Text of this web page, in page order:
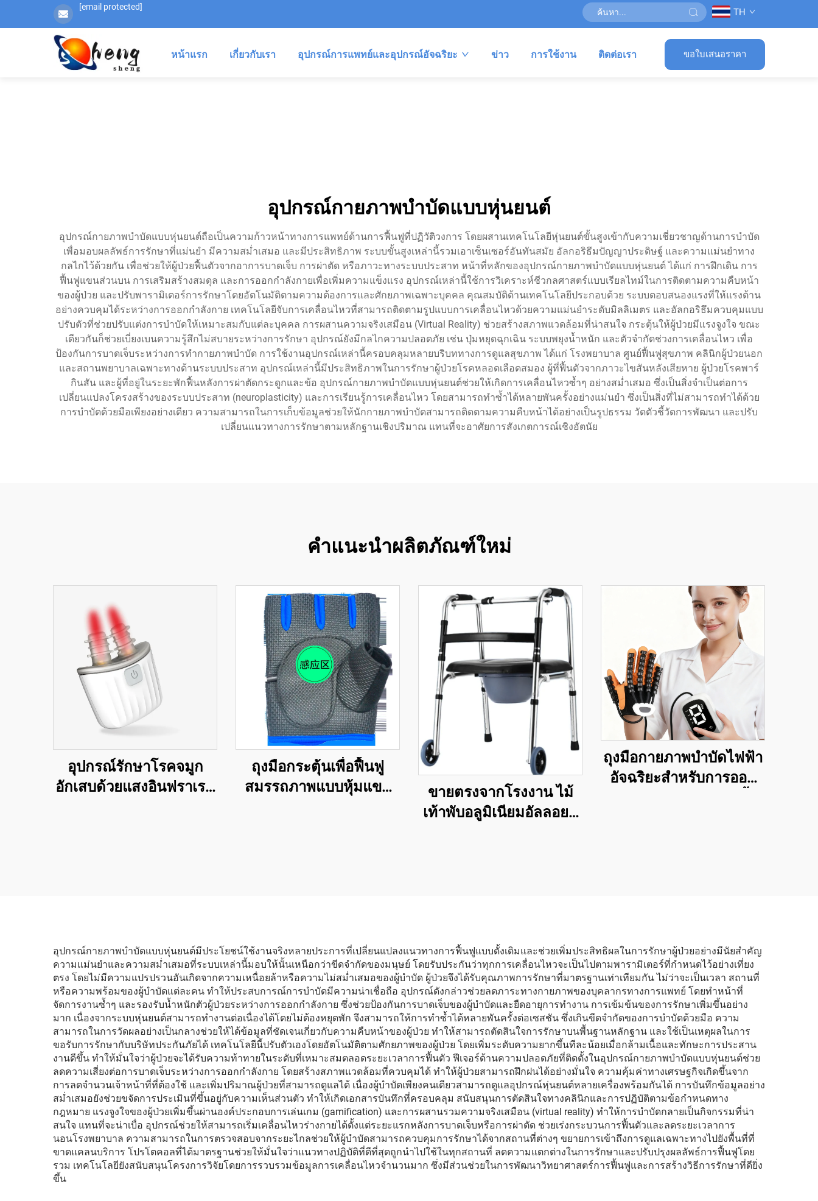
[email protected] TH
หน้าแรก เกี่ยวกับเรา อุปกรณ์การแพทย์และอุปกรณ์อัจฉริยะ ข่าว การใช้งาน ติดต่อเรา ขอใบเสนอราคา
อุปกรณ์กายภาพบำบัดแบบหุ่นยนต์
อุปกรณ์กายภาพบำบัดแบบหุ่นยนต์ถือเป็นความก้าวหน้าทางการแพทย์ด้านการฟื้นฟูที่ปฏิวัติวงการ โดยผสานเทคโนโลยีหุ่นยนต์ขั้นสูงเข้ากับความเชี่ยวชาญด้านการบำบัด
เพื่อมอบผลลัพธ์การรักษาที่แม่นยำ มีความสม่ำเสมอ และมีประสิทธิภาพ ระบบขั้นสูงเหล่านี้รวมเอาเซ็นเซอร์อันทันสมัย อัลกอริธึมปัญญาประดิษฐ์ และความแม่นยำทาง
กลไกไว้ด้วยกัน เพื่อช่วยให้ผู้ป่วยฟื้นตัวจากอาการบาดเจ็บ การผ่าตัด หรือภาวะทางระบบประสาท หน้าที่หลักของอุปกรณ์กายภาพบำบัดแบบหุ่นยนต์ ได้แก่ การฝึกเดิน การ
ฟื้นฟูแขนส่วนบน การเสริมสร้างสมดุล และการออกกำลังกายเพื่อเพิ่มความแข็งแรง อุปกรณ์เหล่านี้ใช้การวิเคราะห์ชีวกลศาสตร์แบบเรียลไทม์ในการติดตามความคืบหน้า
ของผู้ป่วย และปรับพารามิเตอร์การรักษาโดยอัตโนมัติตามความต้องการและศักยภาพเฉพาะบุคคล คุณสมบัติด้านเทคโนโลยีประกอบด้วย ระบบตอบสนองแรงที่ให้แรงต้าน
อย่างควบคุมได้ระหว่างการออกกำลังกาย เทคโนโลยีจับการเคลื่อนไหวที่สามารถติดตามรูปแบบการเคลื่อนไหวด้วยความแม่นยำระดับมิลลิเมตร และอัลกอริธึมควบคุมแบบ
ปรับตัวที่ช่วยปรับแต่งการบำบัดให้เหมาะสมกับแต่ละบุคคล การผสานความจริงเสมือน (Virtual Reality) ช่วยสร้างสภาพแวดล้อมที่น่าสนใจ กระตุ้นให้ผู้ป่วยมีแรงจูงใจ ขณะ
เดียวกันก็ช่วยเบี่ยงเบนความรู้สึกไม่สบายระหว่างการรักษา อุปกรณ์ยังมีกลไกความปลอดภัย เช่น ปุ่มหยุดฉุกเฉิน ระบบพยุงน้ำหนัก และตัวจำกัดช่วงการเคลื่อนไหว เพื่อ
ป้องกันการบาดเจ็บระหว่างการทำกายภาพบำบัด การใช้งานอุปกรณ์เหล่านี้ครอบคลุมหลายบริบททางการดูแลสุขภาพ ได้แก่ โรงพยาบาล ศูนย์ฟื้นฟูสุขภาพ คลินิกผู้ป่วยนอก
และสถานพยาบาลเฉพาะทางด้านระบบประสาท อุปกรณ์เหล่านี้มีประสิทธิภาพในการรักษาผู้ป่วยโรคหลอดเลือดสมอง ผู้ที่ฟื้นตัวจากภาวะไขสันหลังเสียหาย ผู้ป่วยโรคพาร์
กินสัน และผู้ที่อยู่ในระยะพักฟื้นหลังการผ่าตัดกระดูกและข้อ อุปกรณ์กายภาพบำบัดแบบหุ่นยนต์ช่วยให้เกิดการเคลื่อนไหวซ้ำๆ อย่างสม่ำเสมอ ซึ่งเป็นสิ่งจำเป็นต่อการ
เปลี่ยนแปลงโครงสร้างของระบบประสาท (neuroplasticity) และการเรียนรู้การเคลื่อนไหว โดยสามารถทำซ้ำได้หลายพันครั้งอย่างแม่นยำ ซึ่งเป็นสิ่งที่ไม่สามารถทำได้ด้วย
การบำบัดด้วยมือเพียงอย่างเดียว ความสามารถในการเก็บข้อมูลช่วยให้นักกายภาพบำบัดสามารถติดตามความคืบหน้าได้อย่างเป็นรูปธรรม วัดตัวชี้วัดการพัฒนา และปรับ
เปลี่ยนแนวทางการรักษาตามหลักฐานเชิงปริมาณ แทนที่จะอาศัยการสังเกตการณ์เชิงอัตนัย
คำแนะนำผลิตภัณฑ์ใหม่
อุปกรณ์รักษาโรคจมูก
อักเสบด้วยแสงอินฟราเรด
ถุงมือกระตุ้นเพื่อฟื้นฟู
สมรรถภาพแบบหุ้มแขน
ขายตรงจากโรงงาน ไม้
เท้าพับอลูมิเนียมอัลลอยด์
ถุงมือกายภาพบำบัดไฟฟ้า
อัจฉริยะสำหรับการออก
อุปกรณ์กายภาพบำบัดแบบหุ่นยนต์มีประโยชน์ใช้งานจริงหลายประการที่เปลี่ยนแปลงแนวทางการฟื้นฟูแบบดั้งเดิมและช่วยเพิ่มประสิทธิผลในการรักษาผู้ป่วยอย่างมีนัยสำคัญ
ความแม่นยำและความสม่ำเสมอที่ระบบเหล่านี้มอบให้นั้นเหนือกว่าขีดจำกัดของมนุษย์ โดยรับประกันว่าทุกการเคลื่อนไหวจะเป็นไปตามพารามิเตอร์ที่กำหนดไว้อย่างเที่ยง
ตรง โดยไม่มีความแปรปรวนอันเกิดจากความเหนื่อยล้าหรือความไม่สม่ำเสมอของผู้บำบัด ผู้ป่วยจึงได้รับคุณภาพการรักษาที่มาตรฐานเท่าเทียมกัน ไม่ว่าจะเป็นเวลา สถานที่
หรือความพร้อมของผู้บำบัดแต่ละคน ทำให้ประสบการณ์การบำบัดมีความน่าเชื่อถือ อุปกรณ์ดังกล่าวช่วยลดภาระทางกายภาพของบุคลากรทางการแพทย์ โดยทำหน้าที่
จัดการงานซ้ำๆ และรองรับน้ำหนักตัวผู้ป่วยระหว่างการออกกำลังกาย ซึ่งช่วยป้องกันการบาดเจ็บของผู้บำบัดและยืดอายุการทำงาน การเข้มข้นของการรักษาเพิ่มขึ้นอย่าง
มาก เนื่องจากระบบหุ่นยนต์สามารถทำงานต่อเนื่องได้โดยไม่ต้องหยุดพัก จึงสามารถให้การทำซ้ำได้หลายพันครั้งต่อเซสชัน ซึ่งเกินขีดจำกัดของการบำบัดด้วยมือ ความ
สามารถในการวัดผลอย่างเป็นกลางช่วยให้ได้ข้อมูลที่ชัดเจนเกี่ยวกับความคืบหน้าของผู้ป่วย ทำให้สามารถตัดสินใจการรักษาบนพื้นฐานหลักฐาน และใช้เป็นเหตุผลในการ
ขอรับการรักษากับบริษัทประกันภัยได้ เทคโนโลยีนี้ปรับตัวเองโดยอัตโนมัติตามศักยภาพของผู้ป่วย โดยเพิ่มระดับความยากขึ้นทีละน้อยเมื่อกล้ามเนื้อและทักษะการประสาน
งานดีขึ้น ทำให้มั่นใจว่าผู้ป่วยจะได้รับความท้าทายในระดับที่เหมาะสมตลอดระยะเวลาการฟื้นตัว ฟีเจอร์ด้านความปลอดภัยที่ติดตั้งในอุปกรณ์กายภาพบำบัดแบบหุ่นยนต์ช่วย
ลดความเสี่ยงต่อการบาดเจ็บระหว่างการออกกำลังกาย โดยสร้างสภาพแวดล้อมที่ควบคุมได้ ทำให้ผู้ป่วยสามารถฝึกฝนได้อย่างมั่นใจ ความคุ้มค่าทางเศรษฐกิจเกิดขึ้นจาก
การลดจำนวนเจ้าหน้าที่ที่ต้องใช้ และเพิ่มปริมาณผู้ป่วยที่สามารถดูแลได้ เนื่องผู้บำบัดเพียงคนเดียวสามารถดูแลอุปกรณ์หุ่นยนต์หลายเครื่องพร้อมกันได้ การบันทึกข้อมูลอย่าง
สม่ำเสมอยังช่วยขจัดการประเมินที่ขึ้นอยู่กับความเห็นส่วนตัว ทำให้เกิดเอกสารบันทึกที่ครอบคลุม สนับสนุนการตัดสินใจทางคลินิกและการปฏิบัติตามข้อกำหนดทาง
กฎหมาย แรงจูงใจของผู้ป่วยเพิ่มขึ้นผ่านองค์ประกอบการเล่นเกม (gamification) และการผสานรวมความจริงเสมือน (virtual reality) ทำให้การบำบัดกลายเป็นกิจกรรมที่น่า
สนใจ แทนที่จะน่าเบื่อ อุปกรณ์ช่วยให้สามารถเริ่มเคลื่อนไหวร่างกายได้ตั้งแต่ระยะแรกหลังการบาดเจ็บหรือการผ่าตัด ช่วยเร่งกระบวนการฟื้นตัวและลดระยะเวลาการ
นอนโรงพยาบาล ความสามารถในการตรวจสอบจากระยะไกลช่วยให้ผู้บำบัดสามารถควบคุมการรักษาได้จากสถานที่ต่างๆ ขยายการเข้าถึงการดูแลเฉพาะทางไปยังพื้นที่ที่
ขาดแคลนบริการ โปรโตคอลที่ได้มาตรฐานช่วยให้มั่นใจว่าแนวทางปฏิบัติที่ดีที่สุดถูกนำไปใช้ในทุกสถานที่ ลดความแตกต่างในการรักษาและปรับปรุงผลลัพธ์การฟื้นฟูโดย
รวม เทคโนโลยียังสนับสนุนโครงการวิจัยโดยการรวบรวมข้อมูลการเคลื่อนไหวจำนวนมาก ซึ่งมีส่วนช่วยในการพัฒนาวิทยาศาสตร์การฟื้นฟูและการสร้างวิธีการรักษาที่ดียิ่ง
ขึ้น